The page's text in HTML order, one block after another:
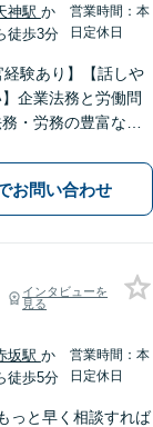
神駅 か
徒歩3分
営業時間：本
日定休日
経験あり】【話しや
企業法務と労働問
・労務の豊富な知
の皆さまのビジネ
。【九州・西日本
お問い合わせ
インタビューを
見る
坂駅 か
徒歩5分
営業時間：本
日定休日
っと早く相談すれば